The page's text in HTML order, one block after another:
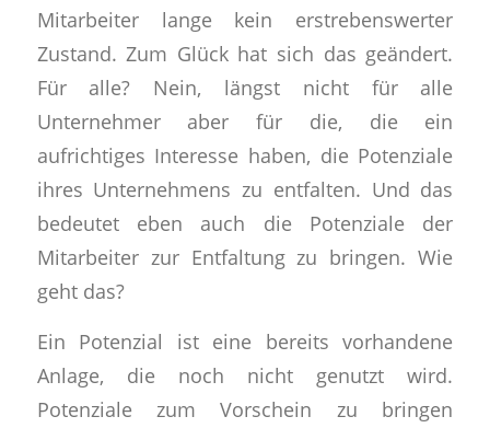
Mitarbeiter lange kein erstrebenswerter
Zustand. Zum Glück hat sich das geändert.
Für alle? Nein, längst nicht für alle
Unternehmer aber für die, die ein
aufrichtiges Interesse haben, die Potenziale
ihres Unternehmens zu entfalten. Und das
bedeutet eben auch die Potenziale der
Mitarbeiter zur Entfaltung zu bringen. Wie
geht das?
Ein Potenzial ist eine bereits vorhandene
Anlage, die noch nicht genutzt wird.
Potenziale zum Vorschein zu bringen